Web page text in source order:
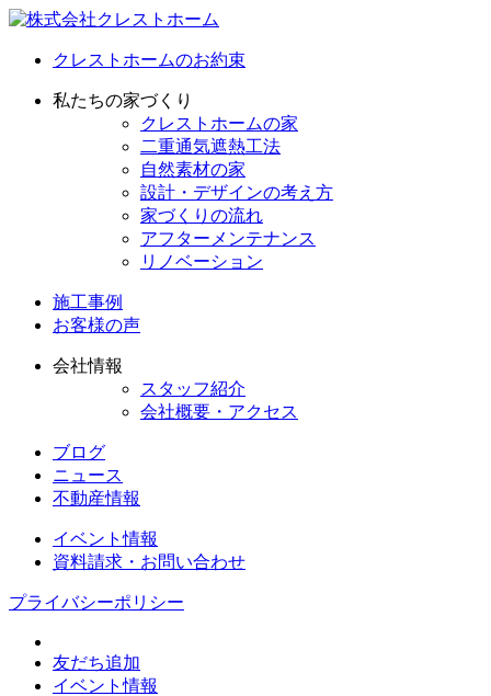
クレストホームのお約束
私たちの家づくり
クレストホームの家
二重通気遮熱工法
自然素材の家
設計・デザインの考え方
家づくりの流れ
アフターメンテナンス
リノベーション
施工事例
お客様の声
会社情報
スタッフ紹介
会社概要・アクセス
ブログ
ニュース
不動産情報
イベント情報
資料請求・お問い合わせ
プライバシーポリシー
友だち追加
イベント情報